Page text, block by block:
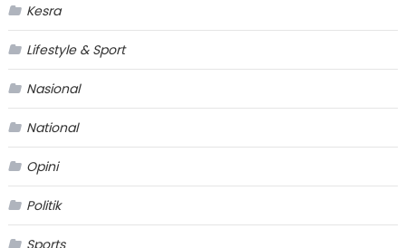
Kesra
Lifestyle & Sport
Nasional
National
Opini
Politik
Sports